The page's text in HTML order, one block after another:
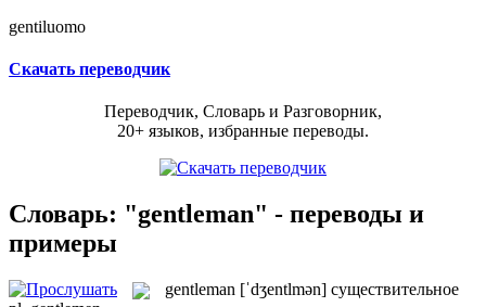
gentiluomo
Скачать переводчик
Переводчик, Словарь и Разговорник,
20+ языков, избранные переводы.
Словарь: "gentleman" - переводы и
примеры
gentleman [ˈdʒentlmən] существительное